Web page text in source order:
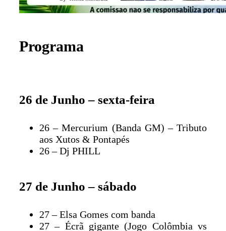
Programa
26 de Junho – sexta-feira
26 – Mercurium (Banda GM) – Tributo
aos Xutos & Pontapés
26 – Dj PHILL
27 de Junho – sábado
27 – Elsa Gomes com banda
27 – Écrã gigante (Jogo Colômbia vs